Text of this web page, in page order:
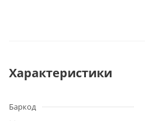
Характеристики
Баркод